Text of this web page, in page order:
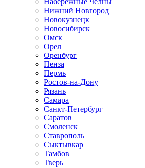
Набережные Челны
Нижний Новгород
Новокузнецк
Новосибирск
Омск
Орел
Оренбург
Пенза
Пермь
Ростов-на-Дону
Рязань
Самара
Санкт-Петербург
Саратов
Смоленск
Ставрополь
Сыктывкар
Тамбов
Тверь